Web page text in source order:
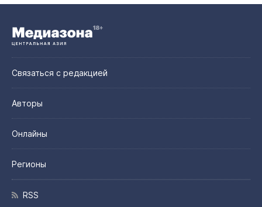
Связаться с редакцией
Авторы
Онлайны
Регионы
RSS